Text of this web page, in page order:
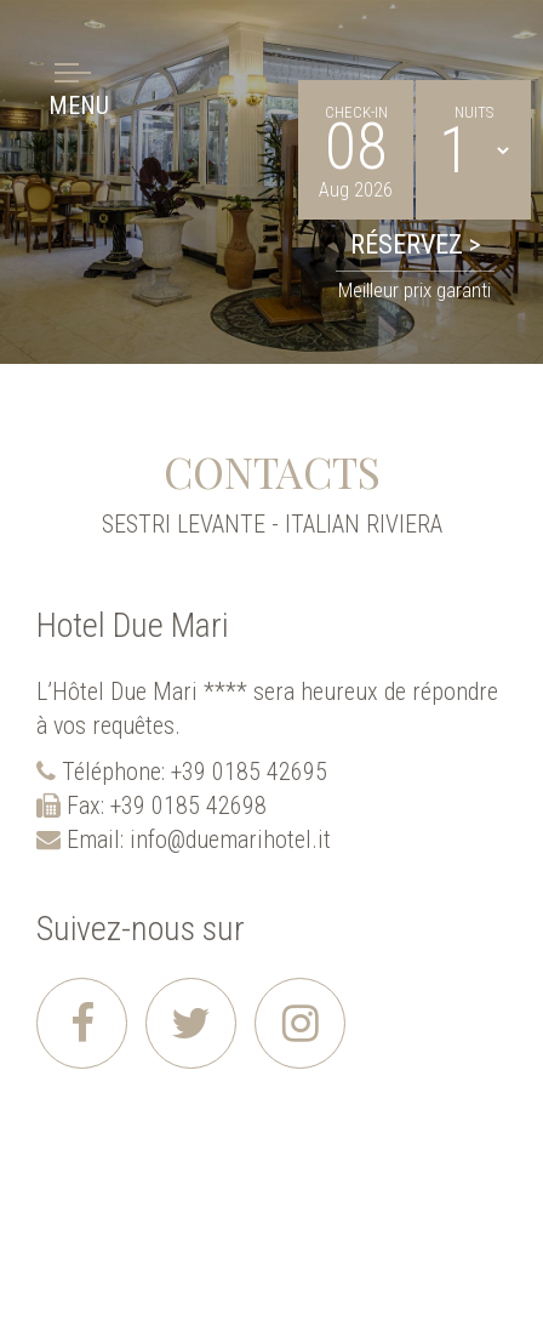
MENU CHECK-IN
08
Aug 2026
NUITS
Meilleur prix garanti
CONTACTS
SESTRI LEVANTE - ITALIAN RIVIERA
Hotel Due Mari
L’Hôtel Due Mari **** sera heureux de répondre
à vos requêtes.
Téléphone: +39 0185 42695
Fax: +39 0185 42698
Email: info@duemarihotel.it
Suivez-nous sur